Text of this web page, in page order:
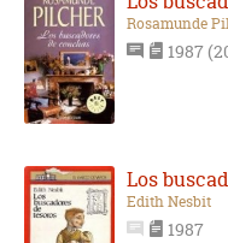
Rosamunde
1987
Los
Edith Nesbit
1987